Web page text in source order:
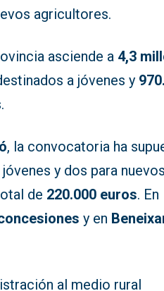
agricultores.
asciende a 4,3
a jóvenes y
, la convocatoria ha
y dos para nuevos
de 220.000 euros. En
y en
al medio rural